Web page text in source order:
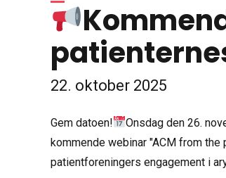
22. oktober 2025
Gem datoen!
Onsdag den 26.
kommende webinar "ACM from
patientforeningers engagement i